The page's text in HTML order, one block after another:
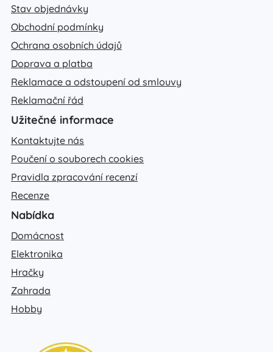
Stav objednávky
Obchodní podmínky
Ochrana osobních údajů
Doprava a platba
Reklamace a odstoupení od smlouvy
Reklamační řád
Užitečné informace
Kontaktujte nás
Poučení o souborech cookies
Pravidla zpracování recenzí
Recenze
Nabídka
Domácnost
Elektronika
Hračky
Zahrada
Hobby